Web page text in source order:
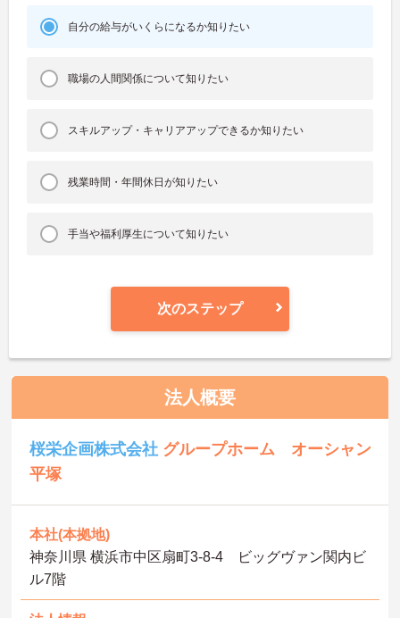
自分の給与がいくらになるか知りたい
職場の人間関係について知りたい
スキルアップ・キャリアアップできるか知りたい
残業時間・年間休日が知りたい
手当や福利厚生について知りたい
次のステップ
法人概要
桜栄企画株式会社 グループホーム オーシャン
平塚
本社(本拠地)
神奈川県 横浜市中区扇町3-8-4 ビッグヴァン関内ビ
ル7階